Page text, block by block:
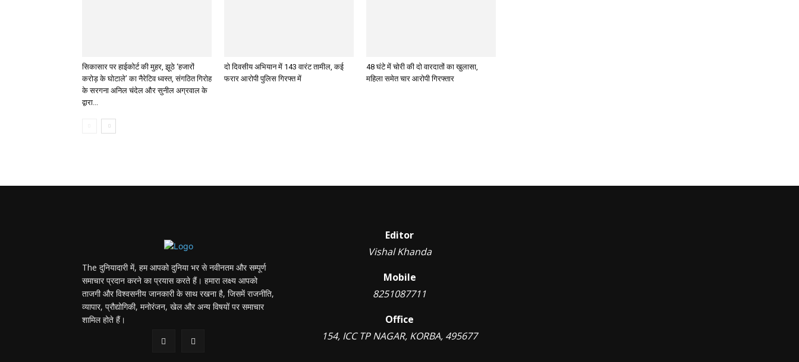
सिकासार पर हाईकोर्ट की मुहर, झूठे ‘हजारों
करोड़ के घोटाले’ का नैरेटिव ध्वस्त, संगठित गिरोह
के सरगना अनिल चंदेल और सुनील अग्रवाल के
द्वारा...
दो दिवसीय अभियान में 143 वारंट तामील, कई
फरार आरोपी पुलिस गिरफ्त में
48 घंटे में चोरी की दो वारदातों का खुलासा,
महिला समेत चार आरोपी गिरफ्तार
The दुनियादारी में, हम आपको दुनिया भर से नवीनतम और सम्पूर्ण
समाचार प्रदान करने का प्रयास करते हैं। हमारा लक्ष्य आपको
ताजगी और विश्वसनीय जानकारी के साथ रखना है, जिसमें राजनीति,
व्यापार, प्रौद्योगिकी, मनोरंजन, खेल और अन्य विषयों पर समाचार
शामिल होते हैं।
Editor
Vishal Khanda
Mobile
8251087711
Office
154, ICC TP NAGAR, KORBA, 495677